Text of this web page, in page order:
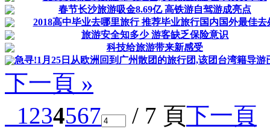
春节长沙旅游吸金8.69亿 高铁游自驾游成亮点
2018高中毕业去哪里旅行 推荐毕业旅行国内国外最佳去
旅游安全知多少 游客缺乏保险意识
科技给旅游带来新感受
急寻!1月25日从欧洲回到广州散团的旅行团,该团台湾籍导游
下一頁 »
1234567 / 7 頁下一頁